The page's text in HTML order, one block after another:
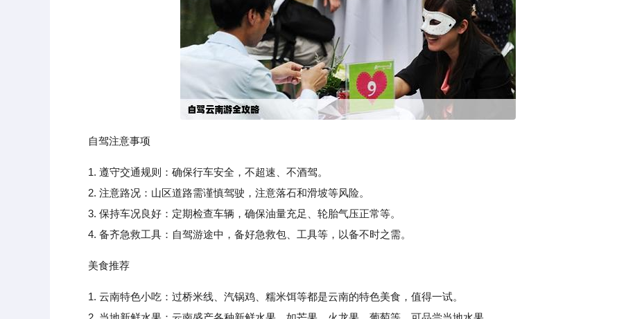
自驾注意事项
1. 遵守交通规则：确保行车安全，不超速、不酒驾。
2. 注意路况：山区道路需谨慎驾驶，注意落石和滑坡等风险。
3. 保持车况良好：定期检查车辆，确保油量充足、轮胎气压正常等。
4. 备齐急救工具：自驾游途中，备好急救包、工具等，以备不时之需。
美食推荐
1. 云南特色小吃：过桥米线、汽锅鸡、糯米饵等都是云南的特色美食，值得一试。